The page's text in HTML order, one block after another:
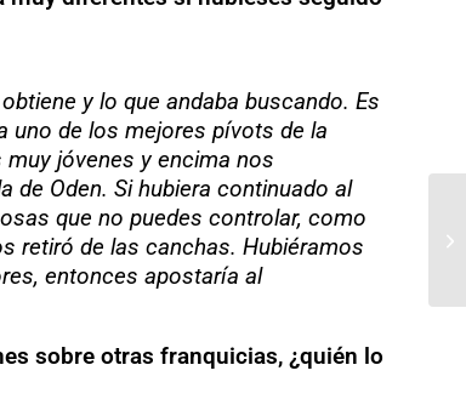
y lo que andaba buscando. Es
uno de los mejores pívots de la
jóvenes y encima nos
de Oden. Si hubiera continuado al
que no puedes controlar, como
retiró de las canchas. Hubiéramos
entonces apostaría al
sobre otras franquicias, ¿quién lo